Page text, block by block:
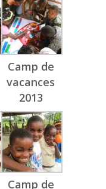
Camp de
vacances
2013
Camp de